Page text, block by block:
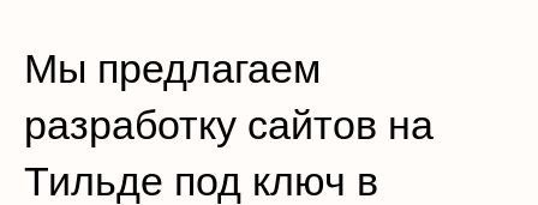
Мы предлагаем
разработку сайтов на
Тильде под ключ в